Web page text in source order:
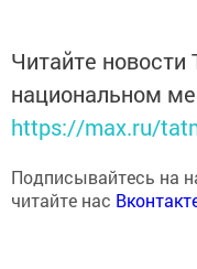
Читайте новости
национальном
https://max.ru/
Подписывайтесь на
читайте нас